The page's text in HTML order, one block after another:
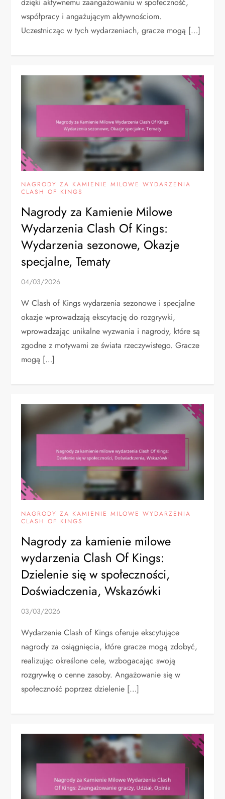
współpracy i angażującym aktywnościom.
Uczestnicząc w tych wydarzeniach, gracze mogą […]
NAGRODY ZA KAMIENIE MILOWE WYDARZENIA
CLASH OF KINGS
Nagrody za Kamienie Milowe
Wydarzenia Clash Of Kings:
Wydarzenia sezonowe, Okazje
specjalne, Tematy
04/03/2026
W Clash of Kings wydarzenia sezonowe i specjalne
okazje wprowadzają ekscytację do rozgrywki,
wprowadzając unikalne wyzwania i nagrody, które są
zgodne z motywami ze świata rzeczywistego. Gracze
mogą […]
NAGRODY ZA KAMIENIE MILOWE WYDARZENIA
CLASH OF KINGS
Nagrody za kamienie milowe
wydarzenia Clash Of Kings:
Dzielenie się w społeczności,
Doświadczenia, Wskazówki
03/03/2026
Wydarzenie Clash of Kings oferuje ekscytujące
nagrody za osiągnięcia, które gracze mogą zdobyć,
realizując określone cele, wzbogacając swoją
rozgrywkę o cenne zasoby. Angażowanie się w
społeczność poprzez dzielenie […]